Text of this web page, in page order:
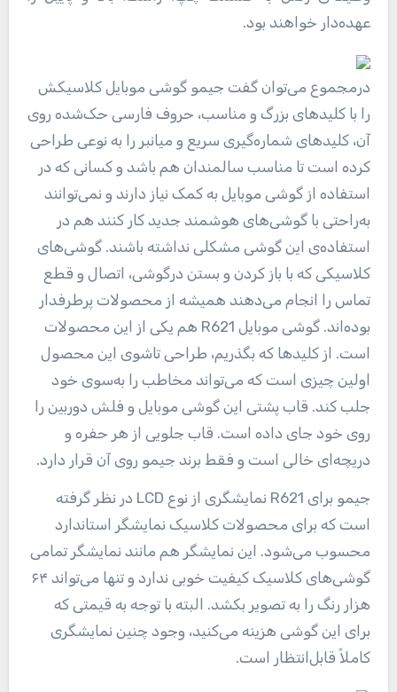
عهده‌دار خواهند بود.
درمجموع می‌توان گفت جیمو گوشی موبایل کلاسیکش
را با کلیدهای بزرگ و مناسب، حروف فارسی حک‌شده روی
آن، کلیدهای شماره‌گیری سریع و میانبر را به نوعی طراحی
کرده است تا مناسب سالمندان هم باشد و کسانی که در
استفاده از گوشی موبایل به کمک نیاز دارند و نمی‌توانند
به‌راحتی با گوشی‌های هوشمند جدید کار کنند هم در
استفاده‌ی این گوشی مشکلی نداشته باشند. گوشی‌های
کلاسیکی که با باز کردن و بستن درگوشی، اتصال و قطع
تماس را انجام می‌دهند همیشه از محصولات پرطرفدار
بوده‌اند. گوشی موبایل R621 هم یکی از این محصولات
است. از کلیدها که بگذریم، طراحی تاشوی این محصول
اولین چیزی است که می‌تواند مخاطب را به‌سوی خود
جلب کند. قاب پشتی این گوشی موبایل و فلش دوربین را
روی خود جای داده است. قاب جلویی از هر حفره و
دریچه‌ای خالی است و فقط برند جیمو روی آن قرار دارد.
جیمو برای R621 نمایشگری از نوع LCD در نظر گرفته
است که برای محصولات کلاسیک نمایشگر استاندارد
محسوب می‌شود. این نمایشگر هم مانند نمایشگر تمامی
گوشی‌های کلاسیک کیفیت خوبی ندارد و تنها می‌تواند ۶۴
هزار رنگ را به تصویر بکشد. البته با توجه به قیمتی که
برای این گوشی هزینه می‌کنید، وجود چنین نمایشگری
کاملاً قابل‌انتظار است.